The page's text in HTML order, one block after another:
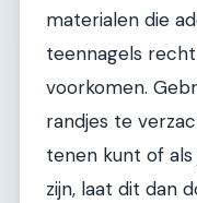
materialen die
teennagels
voorkomen.
randjes te
tenen kunt of
zijn, laat dit dan